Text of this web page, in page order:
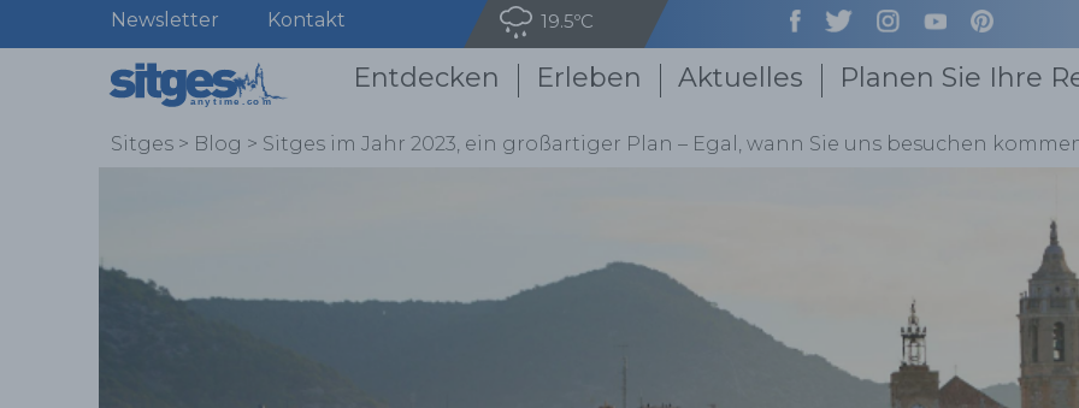
Newsletter Kontakt 19.5ºC
Entdecken Erleben Aktuelles Planen Sie Ihre
Sitges > Blog > Sitges im Jahr 2023, ein großartiger Plan – Egal, wann Sie uns besuchen